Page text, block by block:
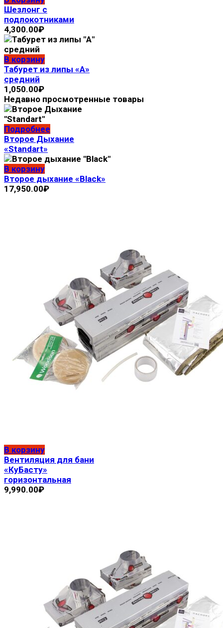
Шезлонг с
подлокотниками
4,300.00₽
В корзину
Табурет из липы «А»
средний
1,050.00₽
Недавно просмотренные товары
Подробнее
Второе Дыхание
«Standart»
В корзину
Второе дыхание «Black»
17,950.00₽
В корзину
Вентиляция для бани
«КуБасту»
горизонтальная
9,990.00₽